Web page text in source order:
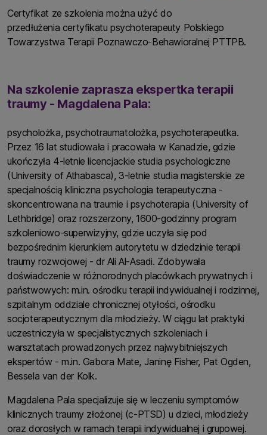
Certyfikat ze szkolenia można użyć do
przedłużenia certyfikatu psychoterapeuty Polskiego
Towarzystwa Terapii Poznawczo-Behawioralnej PTTPB.
Na szkolenie zaprasza ekspertka terapii
traumy - Magdalena Pala:
psycholożka, psychotraumatolożka, psychoterapeutka.
Przez 16 lat studiowała i pracowała w Kanadzie, gdzie
ukończyła 4-letnie licencjackie studia psychologiczne
(University of Athabasca), 3-letnie studia magisterskie ze
specjalnością kliniczna psychologia terapeutyczna -
skoncentrowana na traumie i psychoterapia (University of
Lethbridge) oraz rozszerzony, 1600-godzinny program
szkoleniowo-superwizyjny, gdzie uczyła się pod
bezpośrednim kierunkiem autorytetu w dziedzinie terapii
traumy rozwojowej - dr Ali Al-Asadi. Zdobywała
doświadczenie w różnorodnych placówkach prywatnych i
państwowych: m.in. ośrodku terapii indywidualnej i rodzinnej,
szpitalnym oddziale chronicznej otyłości, ośrodku
socjoterapeutycznym dla młodzieży. W ciągu lat praktyki
uczestniczyła w specjalistycznych szkoleniach i
warsztatach prowadzonych przez najwybitniejszych
ekspertów - m.in. Gabora Mate, Janinę Fisher, Pat Ogden,
Bessela van der Kolk.
Magdalena Pala specjalizuje się w leczeniu symptomów
klinicznych traumy złożonej (c-PTSD) u dzieci, młodzieży
oraz dorosłych w ramach terapii indywidualnej i grupowej.